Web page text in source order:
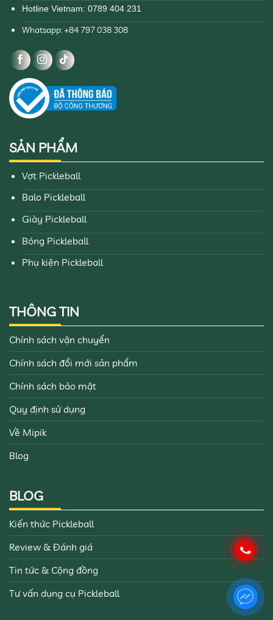
Hotline Vietnam: 0789 404 231
Whatsapp: +84 797 038 308
SẢN PHẨM
Vợt Pickleball
Balo Pickleball
Giày Pickleball
Bóng Pickleball
Phụ kiện Pickleball
THÔNG TIN
Chính sách vận chuyển
Chính sách đổi mới sản phẩm
Chính sách bảo mật
Quy định sử dụng
Về Mipik
Blog
BLOG
Kiến thức Pickleball
Review & Đánh giá
Tin tức & Cộng đồng
Tư vấn dụng cụ Pickleball